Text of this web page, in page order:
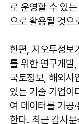
로 운영할 수 있
으로 활용될 것으
한편, 지오투정
를 위한 연구개
국토정보, 해외사
있는 기술 기업이
여 데이터를 가공
한다. 최근 감사